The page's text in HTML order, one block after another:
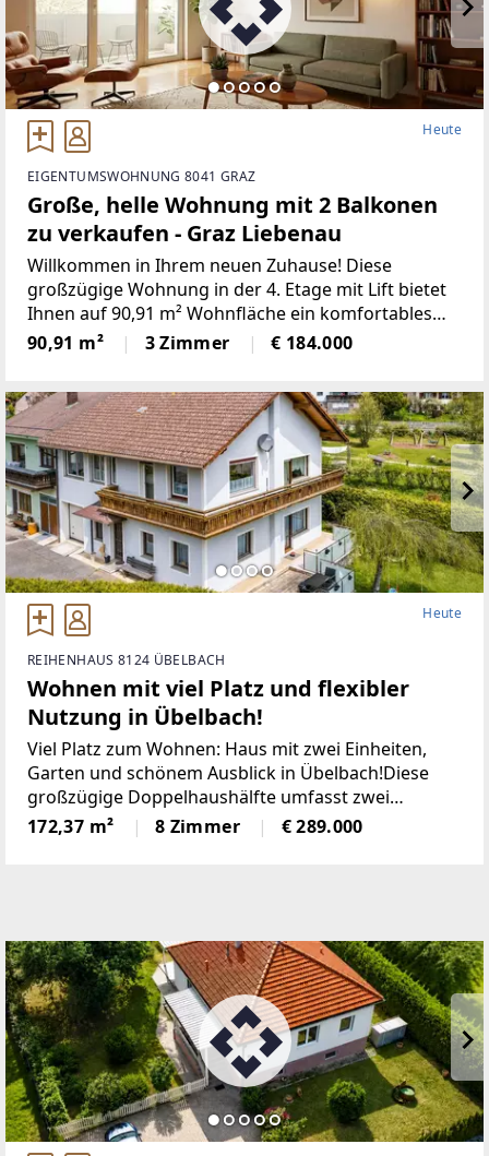
Heute
EIGENTUMSWOHNUNG 8041 GRAZ
Große, helle Wohnung mit 2 Balkonen
zu verkaufen - Graz Liebenau
Willkommen in Ihrem neuen Zuhause! Diese
großzügige Wohnung in der 4. Etage mit Lift bietet
Ihnen auf 90,91 m² Wohnfläche ein komfortables
und modernes Wohngefühl. Mit drei gut
geschnittenen Zimmern ist diese Immobilie ideal für
90,91 m² 3 Zimmer € 184.000
Heute
REIHENHAUS 8124 ÜBELBACH
Wohnen mit viel Platz und flexibler
Nutzung in Übelbach!
Viel Platz zum Wohnen: Haus mit zwei Einheiten,
Garten und schönem Ausblick in Übelbach!Diese
großzügige Doppelhaushälfte umfasst zwei
Wohneinheiten auf zwei Etagen und kann daher
besonders flexibel genutzt werden. Ob für eine oder
172,37 m² 8 Zimmer € 289.000